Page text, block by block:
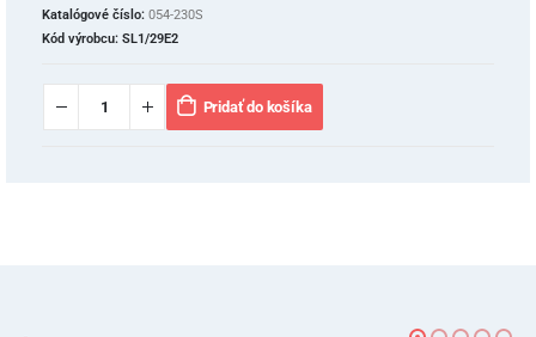
Katalógové číslo: 054-230S
Kód výrobcu: SL1/29E2
Pridať do košíka